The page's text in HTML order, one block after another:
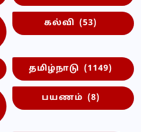
கல்வி (53)
தமிழ்நாடு (1149)
பயணம் (8)